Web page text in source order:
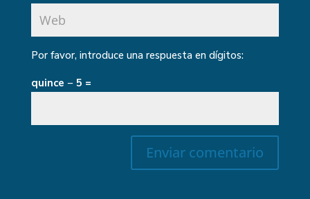
Por favor, introduce una respuesta en dígitos:
quince − 5 =